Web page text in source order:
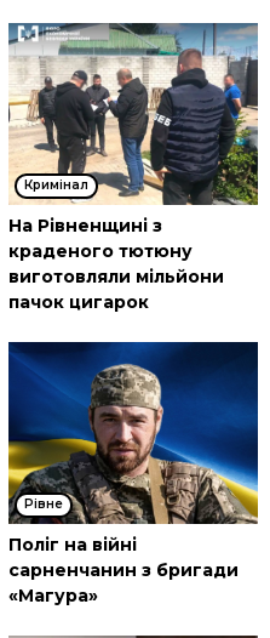
Кримінал
На Рівненщині з
краденого тютюну
виготовляли мільйони
пачок цигарок
Рівне
Поліг на війні
сарненчанин з бригади
«Магура»